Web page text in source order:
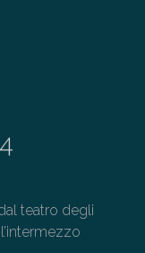
teatro degli